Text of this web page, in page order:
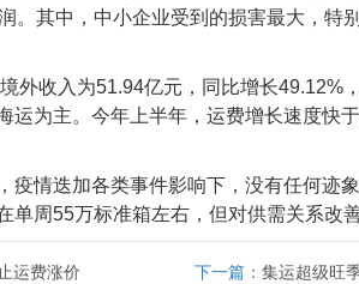
。其中，中小企业受到的损害最大，特
外收入为51.94亿元，同比增长49.12%
运为主。今年上半年，运费增长速度快
疫情迭加各类事件影响下，没有任何迹
单周55万标准箱左右，但对供需关系改
运费涨价 下一篇： 集运超级旺